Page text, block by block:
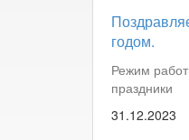
годом.
Режим
праздники
31.12.2023